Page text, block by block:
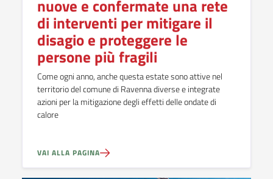
nuove e confermate una rete
di interventi per mitigare il
disagio e proteggere le
persone più fragili
Come ogni anno, anche questa estate sono attive nel
territorio del comune di Ravenna diverse e integrate
azioni per la mitigazione degli effetti delle ondate di
calore
VAI ALLA PAGINA